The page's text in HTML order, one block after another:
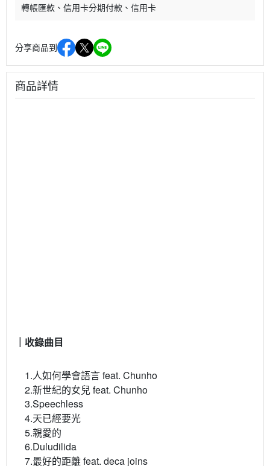
轉帳匯款
信用卡分期付款 信用卡
分享商品到
商品詳情
｜收錄曲目
1.人如何學會語言 feat. Chunho
2.新世紀的女兒 feat. Chunho
3.Speechless
4.天已經要光
5.親愛的
6.Duludilida
7.最好的距離 feat. deca joins